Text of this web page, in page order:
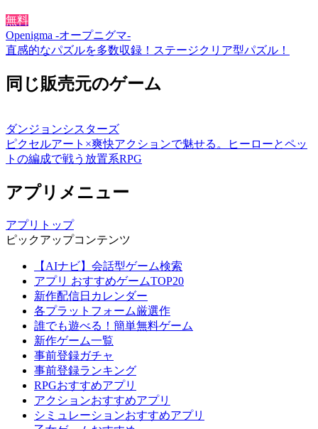
無料
Openigma -オープニグマ-
直感的なパズルを多数収録！ステージクリア型パズル！
同じ販売元のゲーム
ダンジョンシスターズ
ピクセルアート×爽快アクションで魅せる。ヒーローとペッ
トの編成で戦う放置系RPG
アプリメニュー
アプリトップ
ピックアップコンテンツ
【AIナビ】会話型ゲーム検索
アプリ おすすめゲームTOP20
新作配信日カレンダー
各プラットフォーム厳選作
誰でも遊べる！簡単無料ゲーム
新作ゲーム一覧
事前登録ガチャ
事前登録ランキング
RPGおすすめアプリ
アクションおすすめアプリ
シミュレーションおすすめアプリ